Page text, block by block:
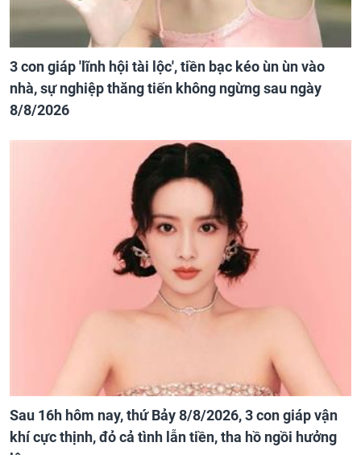
3 con giáp 'lĩnh hội tài lộc', tiền bạc kéo ùn ùn vào
nhà, sự nghiệp thăng tiến không ngừng sau ngày
8/8/2026
Sau 16h hôm nay, thứ Bảy 8/8/2026, 3 con giáp vận
khí cực thịnh, đỏ cả tình lẫn tiền, tha hồ ngồi hưởng